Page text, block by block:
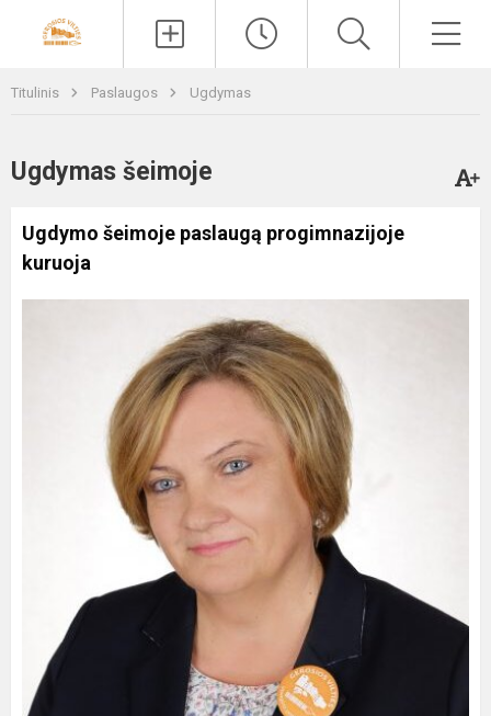
Titulinis Paslaugos Ugdymas
Ugdymas šeimoje
Ugdymo šeimoje paslaugą progimnazijoje
kuruoja